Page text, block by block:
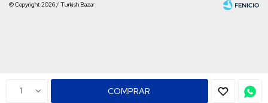
1 COMPRAR
© Copyright 2026 / Turkish Bazar